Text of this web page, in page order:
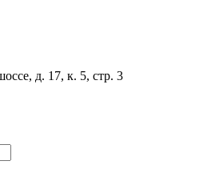
д. 17, к. 5, стр. 3